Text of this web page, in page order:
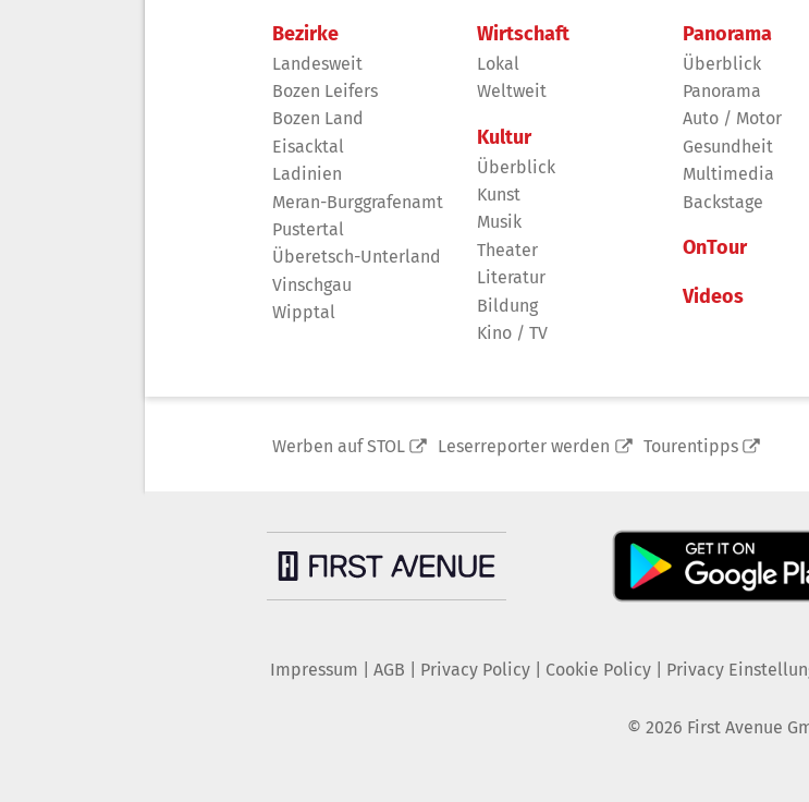
Bezirke
Landesweit
Bozen Leifers
Bozen Land
Eisacktal
Ladinien
Meran-Burggrafenamt
Pustertal
Überetsch-Unterland
Vinschgau
Wipptal
Wirtschaft
Lokal
Weltweit
Kultur
Überblick
Kunst
Musik
Theater
Literatur
Bildung
Kino / TV
Panorama
Überblick
Panorama
Auto / Motor
Gesundheit
Multimedia
Backstage
OnTour
Videos
Werben auf STOL Leserreporter werden Tourentipps
Impressum AGB Privacy Policy| Cookie Policy| Privacy
© 2026 First Avenue